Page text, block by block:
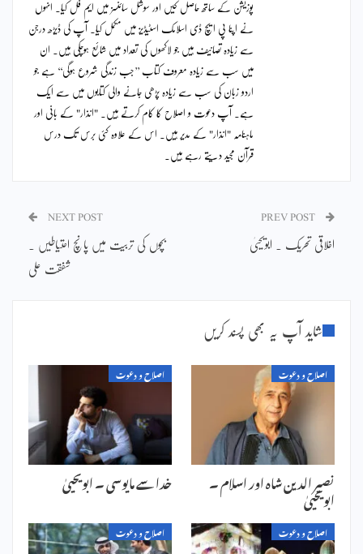
پوزیشن کے ساتھ حاصل کیں اور سوشل سائنسز میں ایم فل کیا۔ انہوں
نے اپنا پی ایچ ڈی اسلامک اسٹیڈیز میں مکمل کیا۔ آپ کی ڈیڑھ درجن
سے زیادہ تصانیف ہیں جو لاکھوں کی تعداد میں شائع ہوچکی ہیں۔ ان
میں سب سے زیادہ معروف کتاب ’’جب زندگی شروع ہوگی‘‘ ہے جو
اردو زبان کی سب سے زیادہ پڑھی جانے والی کتابوں میں سے ایک
ہے۔ آپ دعوت و اصلاح کا کام کرتے ہیں۔ "انذار" کے بانی اور
ماہنامہ "انذار" کے مدیر ہیں۔ اس کے علاوہ کئی برس تک درس
قرآن مجید دیتے رہے ہیں۔
اخلاقی تحریک ۔ ابویحییٰ
NEXT POST
بچوں کی تربیت میں پانچ احتیاطیں ۔
شفقت علی
شاید آپ یہ بھی پسند کریں
اصلاح و دعوت
نصیر الدین شاہ اور اسلام ۔
ابویحییٰ
اصلاح و دعوت
خدا سے مایوسی ۔ ابویحییٰ
اصلاح و دعوت اصلاح و دعوت